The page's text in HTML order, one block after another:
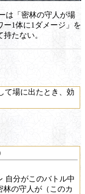
は「密林の守人が場
ー1体に1ダメージ」を
たない。
て場に出たとき、効
自分がこのバトル中
林の守人が（このカ